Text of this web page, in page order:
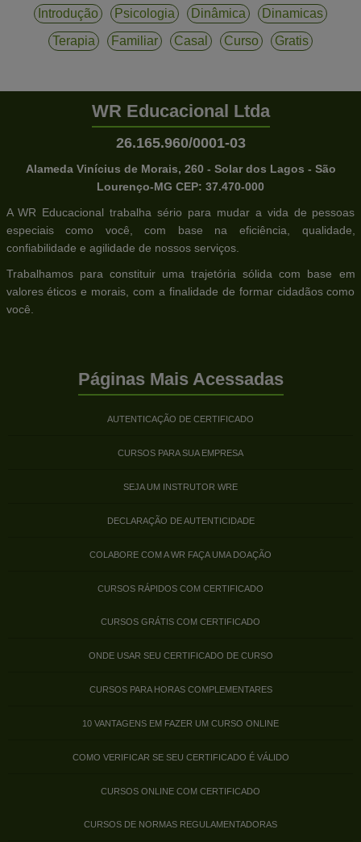
Introdução
Psicologia Dinâmica
Dinamicas
Terapia
Familiar Casal Curso Gratis
WR Educacional Ltda
26.165.960/0001-03
Alameda Vinícius de Morais, 260 - Solar dos Lagos - São
Lourenço-MG CEP: 37.470-000
A WR Educacional trabalha sério para mudar a vida de pessoas
especiais como você, com base na eficiência, qualidade,
confiabilidade e agilidade de nossos serviços.
Trabalhamos para constituir uma trajetória sólida com base em
valores éticos e morais, com a finalidade de formar cidadãos como
você.
Páginas Mais Acessadas
AUTENTICAÇÃO DE CERTIFICADO
CURSOS PARA SUA EMPRESA
SEJA UM INSTRUTOR WRE
DECLARAÇÃO DE AUTENTICIDADE
COLABORE COM A WR FAÇA UMA DOAÇÃO
CURSOS RÁPIDOS COM CERTIFICADO
CURSOS GRÁTIS COM CERTIFICADO
ONDE USAR SEU CERTIFICADO DE CURSO
CURSOS PARA HORAS COMPLEMENTARES
10 VANTAGENS EM FAZER UM CURSO ONLINE
COMO VERIFICAR SE SEU CERTIFICADO É VÁLIDO
CURSOS ONLINE COM CERTIFICADO
CURSOS DE NORMAS REGULAMENTADORAS